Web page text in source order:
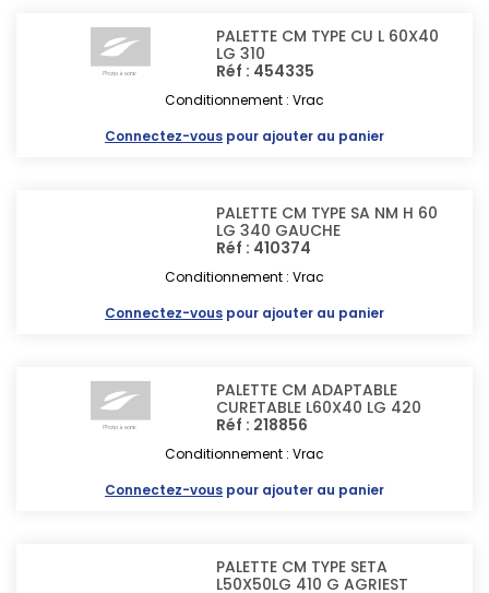
PALETTE CM TYPE CU L 60X40
LG 310
Réf : 454335
Conditionnement : Vrac
Connectez-vous pour ajouter au panier
PALETTE CM TYPE SA NM H 60
LG 340 GAUCHE
Réf : 410374
Conditionnement : Vrac
Connectez-vous pour ajouter au panier
PALETTE CM ADAPTABLE
CURETABLE L60X40 LG 420
Réf : 218856
Conditionnement : Vrac
Connectez-vous pour ajouter au panier
PALETTE CM TYPE SETA
L50X50LG 410 G AGRIEST